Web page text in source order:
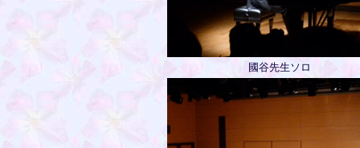
國谷先生ソロ